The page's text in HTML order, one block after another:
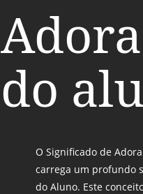
do
O Significado de
carrega um profundo
do Aluno. Este